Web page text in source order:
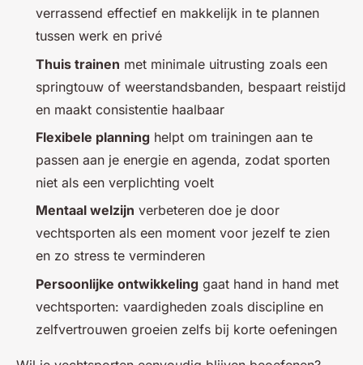
verrassend effectief en makkelijk in te plannen
tussen werk en privé
Thuis trainen met minimale uitrusting zoals een
springtouw of weerstandsbanden, bespaart reistijd
en maakt consistentie haalbaar
Flexibele planning helpt om trainingen aan te
passen aan je energie en agenda, zodat sporten
niet als een verplichting voelt
Mentaal welzijn verbeteren doe je door
vechtsporten als een moment voor jezelf te zien
en zo stress te verminderen
Persoonlijke ontwikkeling gaat hand in hand met
vechtsporten: vaardigheden zoals discipline en
zelfvertrouwen groeien zelfs bij korte oefeningen